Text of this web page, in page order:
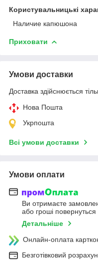
Користувальницькі
Наличие капюшона
Приховати
Умови доставки
Доставка здійснюється
Нова Пошта
Укрпошта
Всі умови доставки
Умови оплати
Ви отримаєте
або гроші
Детальніше
Онлайн-оплата
Безготівковий